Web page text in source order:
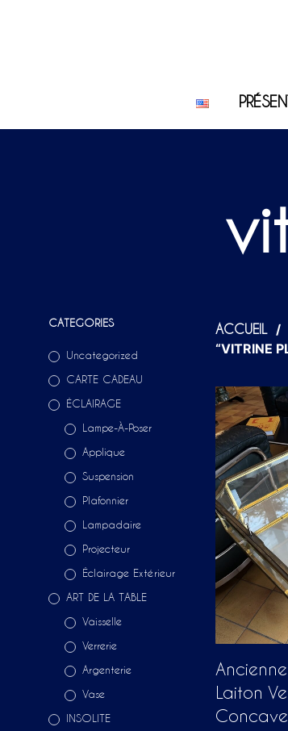
CATEGORIES
Uncategorized
CARTE CADEAU
ÉCLAIRAGE
Lampe-À-Poser
Applique
Suspension
Plafonnier
Lampadaire
Projecteur
Éclairage Extérieur
ART DE LA TABLE
Vaisselle
Verrerie
Argenterie
Vase
INSOLITE
ACCUEIL /
“VITRINE
Laiton